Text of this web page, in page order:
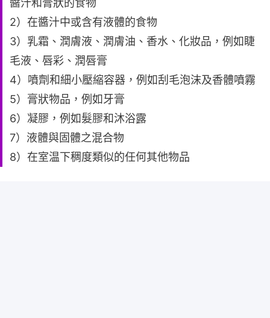
2）在醬汁中或含有液體的食物
3）乳霜、潤膚液、潤膚油、香水、化妝品，例如睫
毛液、唇彩、潤唇膏
4）噴劑和細小壓縮容器，例如刮毛泡沫及香體噴霧
5）膏狀物品，例如牙膏
6）凝膠，例如髮膠和沐浴露
7）液體與固體之混合物
8）在室温下稠度類似的任何其他物品